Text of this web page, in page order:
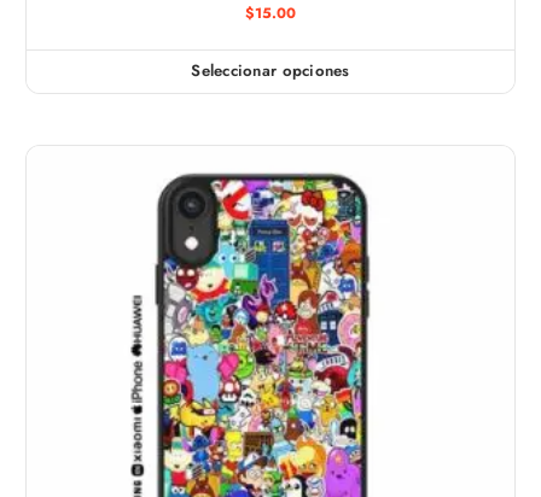
$15.00
Seleccionar opciones
E
p
r
o
d
u
c
t
o
t
i
e